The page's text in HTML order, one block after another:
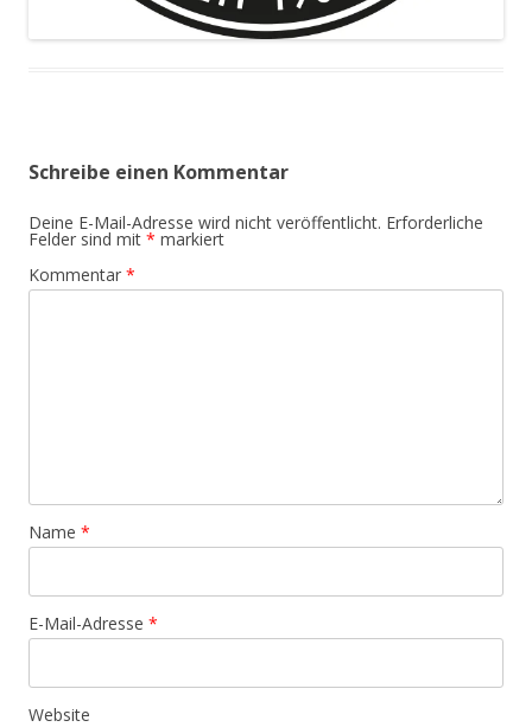
Schreibe einen Kommentar
Deine E-Mail-Adresse wird nicht veröffentlicht. Erforderliche
Felder sind mit * markiert
Kommentar *
Name *
E-Mail-Adresse *
Website